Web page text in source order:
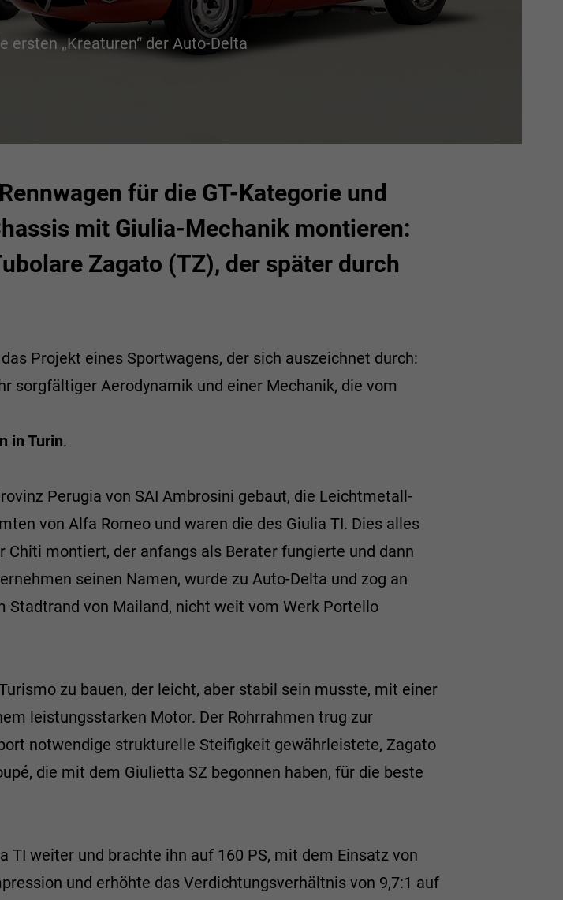
ersten „Kreaturen“ der Auto-Delta
für die GT-Kategorie und
mit Giulia-Mechanik montieren:
Zagato (TZ), der später durch
Projekt eines Sportwagens, der sich auszeichnet durch:
sorgfältiger Aerodynamik und einer Mechanik, die vom
in Turin.
Perugia von SAI Ambrosini gebaut, die Leichtmetall-
von Alfa Romeo und waren die des Giulia TI. Dies alles
montiert, der anfangs als Berater fungierte und dann
seinen Namen, wurde zu Auto-Delta und zog an
von Mailand, nicht weit vom Werk Portello
zu bauen, der leicht, aber stabil sein musste, mit einer
leistungsstarken Motor. Der Rohrrahmen trug zur
notwendige strukturelle Steifigkeit gewährleistete, Zagato
die mit dem Giulietta SZ begonnen haben, für die beste
weiter und brachte ihn auf 160 PS, mit dem Einsatz von
und erhöhte das Verdichtungsverhältnis von 9,7:1 auf